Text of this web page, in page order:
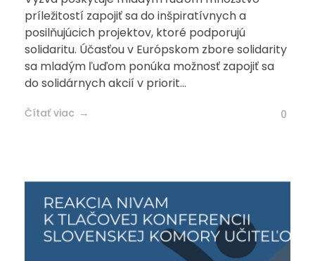
príležitostí zapojiť sa do inšpiratívnych a
posilňujúcich projektov, ktoré podporujú
solidaritu. Účasťou v Európskom zbore solidarity
sa mladým ľuďom ponúka možnosť zapojiť sa
do solidárnych akcií v priorit...
Čítať viac 0